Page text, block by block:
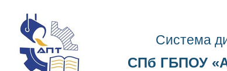
Система д
СПб ГБПОУ «